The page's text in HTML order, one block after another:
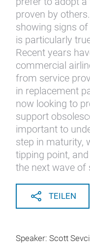
proven by
showing signs
is particularly
Recent years
commercial
from service
in replacement
now looking to
support
important to
step in maturity,
tipping point,
the next wave of
TEILEN
Speaker: Scott